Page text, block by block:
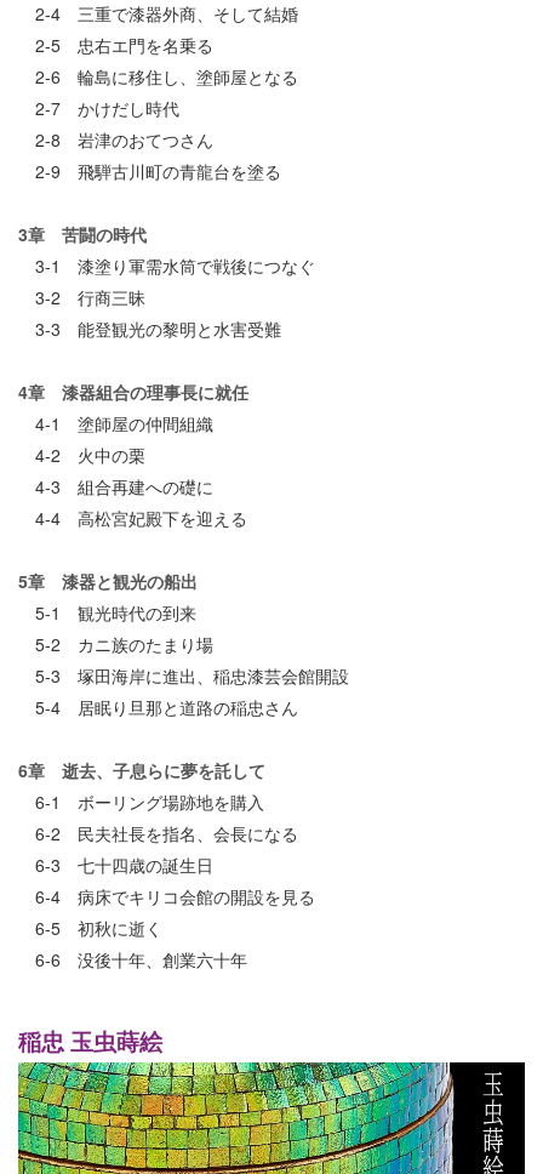
2-4 三重で漆器外商、そして結婚
2-5 忠右エ門を名乗る
2-6 輪島に移住し、塗師屋となる
2-7 かけだし時代
2-8 岩津のおてつさん
2-9 飛騨古川町の青龍台を塗る
3章 苦闘の時代
3-1 漆塗り軍需水筒で戦後につなぐ
3-2 行商三昧
3-3 能登観光の黎明と水害受難
4章 漆器組合の理事長に就任
4-1 塗師屋の仲間組織
4-2 火中の栗
4-3 組合再建への礎に
4-4 高松宮妃殿下を迎える
5章 漆器と観光の船出
5-1 観光時代の到来
5-2 カニ族のたまり場
5-3 塚田海岸に進出、稲忠漆芸会館開設
5-4 居眠り旦那と道路の稲忠さん
6章 逝去、子息らに夢を託して
6-1 ボーリング場跡地を購入
6-2 民夫社長を指名、会長になる
6-3 七十四歳の誕生日
6-4 病床でキリコ会館の開設を見る
6-5 初秋に逝く
6-6 没後十年、創業六十年
稲忠 玉虫蒔絵